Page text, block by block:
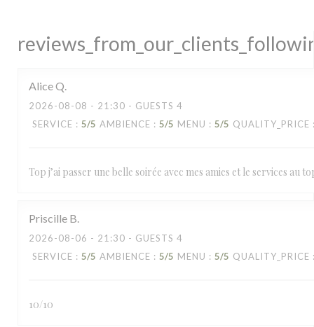
AliceQ
2026-08-08 - 21:30 - GUESTS 4
SERVICE : 5/5 AMBIENCE : 5/5 MENU : 5/5 QUALITY_PRICE
Top j’ai passer une belle soirée avec mes amies et le services au
Priscille B
2026-08-06 - 21:30 - GUESTS 4
SERVICE : 5/5 AMBIENCE : 5/5 MENU : 5/5 QUALITY_PRICE
10/10